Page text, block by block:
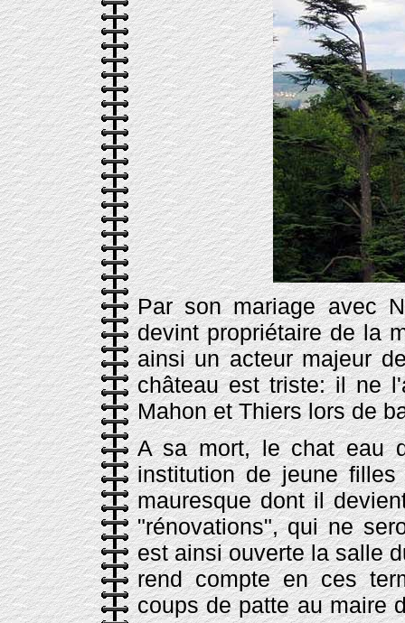
Par son mariage avec
devint propriétaire de la
ainsi un acteur majeur
château est triste: il ne
Mahon et Thiers lors de
A sa mort, le chat eau
institution de jeune
mauresque dont il
"rénovations", qui ne
est ainsi ouverte la salle
rend compte en ces
coups de patte au maire